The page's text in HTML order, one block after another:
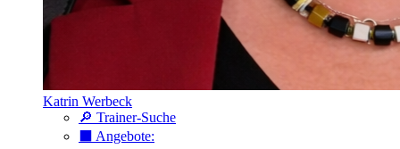
Katrin Werbeck
🔎 Trainer-Suche
⬛️ Angebote: